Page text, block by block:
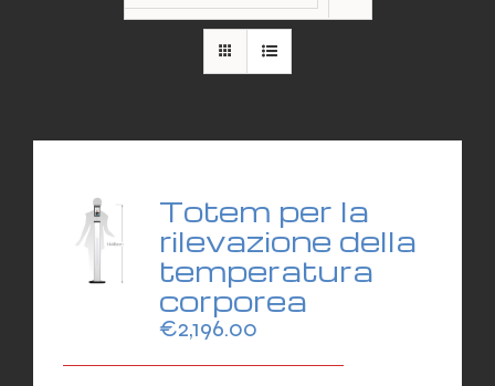
Totem per la
rilevazione della
temperatura
corporea
€2,196.00